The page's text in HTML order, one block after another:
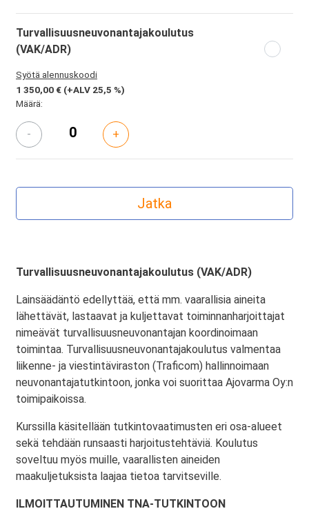
Turvallisuusneuvonantajakoulutus
(VAK/ADR)
Syötä alennuskoodi
1 350,00 € (+ALV 25,5 %)
Määrä:
- +
Turvallisuusneuvonantajakoulutus (VAK/ADR)
Lainsäädäntö edellyttää, että mm. vaarallisia aineita
lähettävät, lastaavat ja kuljettavat toiminnanharjoittajat
nimeävät turvallisuusneuvonantajan koordinoimaan
toimintaa. Turvallisuusneuvonantajakoulutus valmentaa
liikenne- ja viestintäviraston (Traficom) hallinnoimaan
neuvonantajatutkintoon, jonka voi suorittaa Ajovarma Oy:n
toimipaikoissa.
Kurssilla käsitellään tutkintovaatimusten eri osa-alueet
sekä tehdään runsaasti harjoitustehtäviä. Koulutus
soveltuu myös muille, vaarallisten aineiden
maakuljetuksista laajaa tietoa tarvitseville.
ILMOITTAUTUMINEN TNA-TUTKINTOON